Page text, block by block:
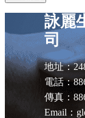
詠麗
司
地址：
電話：
傳真：
Email：